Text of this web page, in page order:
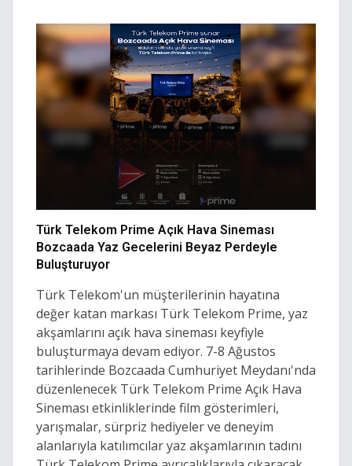
Türk Telekom Prime Açık Hava Sineması
Bozcaada Yaz Gecelerini Beyaz Perdeyle
Buluşturuyor
Türk Telekom'un müşterilerinin hayatına
değer katan markası Türk Telekom Prime, yaz
akşamlarını açık hava sineması keyfiyle
buluşturmaya devam ediyor. 7-8 Ağustos
tarihlerinde Bozcaada Cumhuriyet Meydanı'nda
düzenlenecek Türk Telekom Prime Açık Hava
Sineması etkinliklerinde film gösterimleri,
yarışmalar, sürpriz hediyeler ve deneyim
alanlarıyla katılımcılar yaz akşamlarının tadını